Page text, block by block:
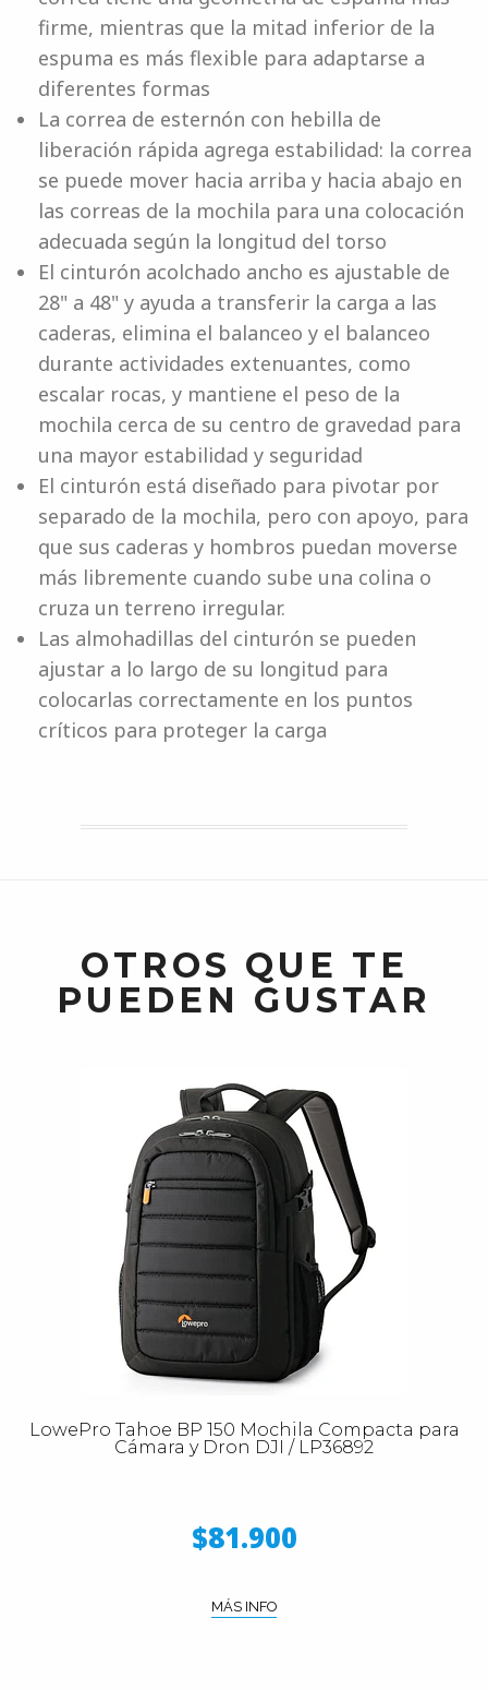
firme, mientras que la mitad inferior de la
espuma es más flexible para adaptarse a
diferentes formas
La correa de esternón con hebilla de
liberación rápida agrega estabilidad: la correa
se puede mover hacia arriba y hacia abajo en
las correas de la mochila para una colocación
adecuada según la longitud del torso
El cinturón acolchado ancho es ajustable de
28" a 48" y ayuda a transferir la carga a las
caderas, elimina el balanceo y el balanceo
durante actividades extenuantes, como
escalar rocas, y mantiene el peso de la
mochila cerca de su centro de gravedad para
una mayor estabilidad y seguridad
El cinturón está diseñado para pivotar por
separado de la mochila, pero con apoyo, para
que sus caderas y hombros puedan moverse
más libremente cuando sube una colina o
cruza un terreno irregular.
Las almohadillas del cinturón se pueden
ajustar a lo largo de su longitud para
colocarlas correctamente en los puntos
críticos para proteger la carga
OTROS QUE TE
PUEDEN GUSTAR
LowePro Tahoe BP 150 Mochila Compacta para
Cámara y Dron DJI / LP36892
$81.900
MÁS INFO